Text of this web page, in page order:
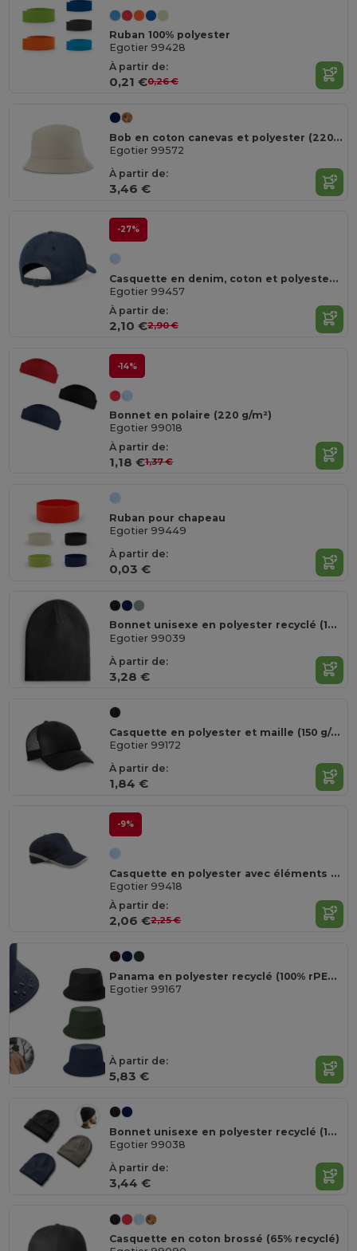
Ruban 100% polyester
Egotier 99428
À partir de:
0,21 €0,26 €
Bob en coton canevas et polyester (220 g/m²)
Egotier 99572
À partir de:
3,46 €
-27%
Casquette en denim, coton et polyester (300 g/m²)
Egotier 99457
À partir de:
2,10 €2,90 €
-14%
Bonnet en polaire (220 g/m²)
Egotier 99018
À partir de:
1,18 €1,37 €
Ruban pour chapeau
Egotier 99449
À partir de:
0,03 €
Bonnet unisexe en polyester recyclé (100% rPET)
Egotier 99039
À partir de:
3,28 €
Casquette en polyester et maille (150 g/m²)
Egotier 99172
À partir de:
1,84 €
-9%
Casquette en polyester avec éléments réfléchissants
Egotier 99418
À partir de:
2,06 €2,25 €
Panama en polyester recyclé (100% rPET) pour les jours de pluie
Egotier 99167
À partir de:
5,83 €
Bonnet unisexe en polyester recyclé (100% rPET)
Egotier 99038
À partir de:
3,44 €
Casquette en coton brossé (65% recyclé)